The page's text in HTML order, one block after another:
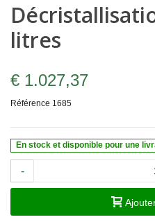
litres
€ 1.027,37
Référence 1685
En stock et disponible pour une
-